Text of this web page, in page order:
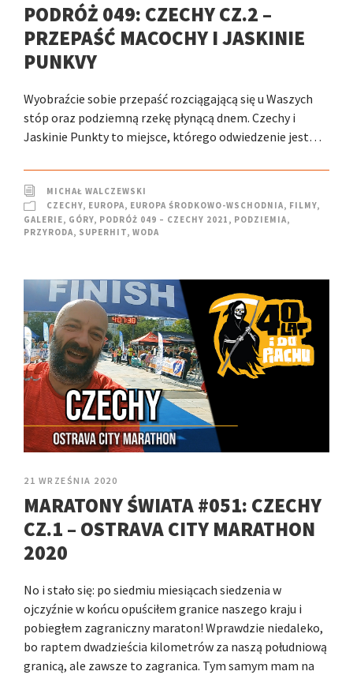
PODRÓŻ 049: CZECHY CZ.2 –
PRZEPAŚĆ MACOCHY I JASKINIE
PUNKVY
Wyobraźcie sobie przepaść rozciągającą się u Waszych
stóp oraz podziemną rzekę płynącą dnem. Czechy i
Jaskinie Punkty to miejsce, którego odwiedzenie jest…
MICHAŁ WALCZEWSKI
CZECHY, EUROPA, EUROPA ŚRODKOWO-WSCHODNIA, FILMY,
GALERIE, GÓRY, PODRÓŻ 049 – CZECHY 2021 , PODZIEMIA,
PRZYRODA, SUPERHIT, WODA
21 WRZEŚNIA 2020
MARATONY ŚWIATA #051: CZECHY
CZ.1 – OSTRAVA CITY MARATHON
2020
No i stało się: po siedmiu miesiącach siedzenia w
ojczyźnie w końcu opuściłem granice naszego kraju i
pobiegłem zagraniczny maraton! Wprawdzie niedaleko,
bo raptem dwadzieścia kilometrów za naszą południową
granicą, ale zawsze to zagranica. Tym samym mam na